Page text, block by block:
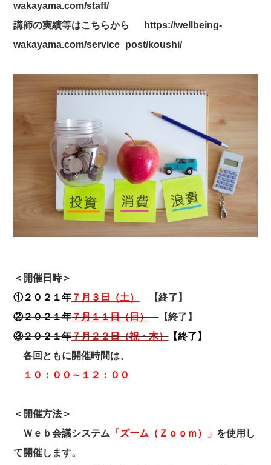
wakayama.com/staff/
講師の実績等はこちらから
https://wellbeing-
wakayama.com/service_post/koushi/
＜開催日時＞
①２０２１年７月３日（土）
【終了】
②２０２１年７月１１日（日）
【終了】
③２０２１年７月２２日（祝・木）【終了】
各回ともに開催時間は、
１０：００～１２：００
＜開催方法＞
Ｗｅｂ会議システム 「ズーム（Ｚｏｏｍ）」 を使用し
て開催します。